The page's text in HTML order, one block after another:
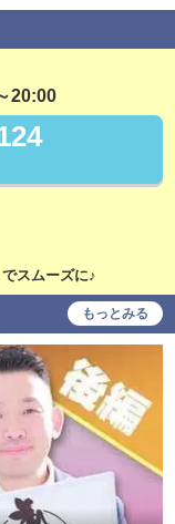
賞与あり
研修あり
経験者歓迎
女性歓迎
大学生歓迎
履歴書不要
20:00
でスムーズに♪
もっとみる